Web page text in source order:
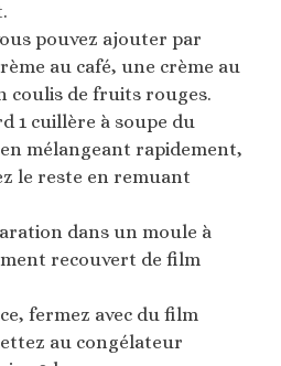
pouvez ajouter par
au café, une crème au
coulis de fruits rouges.
1 cuillère à soupe du
mélangeant rapidement,
le reste en remuant
dans un moule à
recouvert de film
fermez avec du film
au congélateur